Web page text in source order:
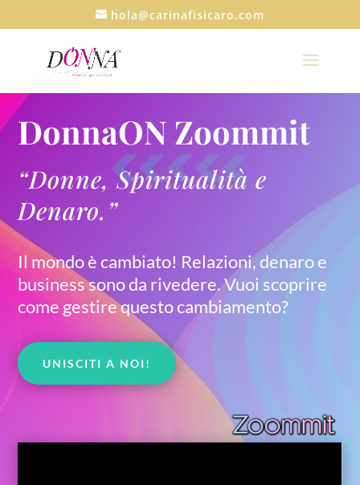
hola@carinafisicaro.com
DonnaON Zoommit
“Donne, Spiritualità e
Denaro.”
Il mondo è cambiato! Relazioni, denaro e
business sono da rivedere. Vuoi scoprire
come gestire questo cambiamento?
UNISCITI A NOI!